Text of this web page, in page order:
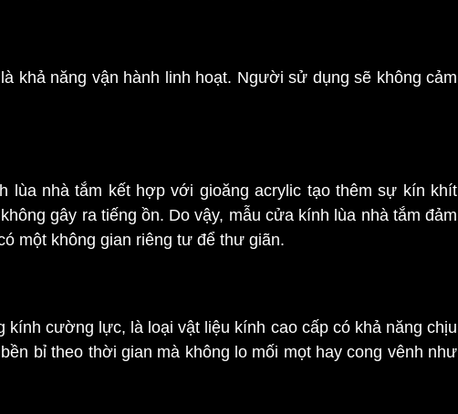
khả năng vận hành linh hoạt. Người sử dụng sẽ không cảm
lùa nhà tắm kết hợp với gioăng acrylic tạo thêm sự kín khít
gây ra tiếng ồn. Do vậy, mẫu cửa kính lùa nhà tắm đảm
một không gian riêng tư để thư giãn.
cường lực, là loại vật liệu kính cao cấp có khả năng chịu
bỉ theo thời gian mà không lo mối mọt hay cong vênh như